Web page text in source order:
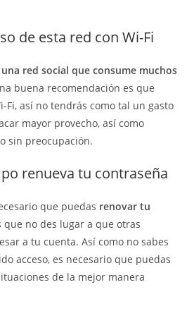
de esta red con Wi-Fi
una red social que consume muchos
buena recomendación es que
Fi, así no tendrás como tal un gasto
mayor provecho, así como
sin preocupación.
renueva tu contraseña
que puedas renovar tu
que no des lugar a que otras
a tu cuenta. Así como no sabes
acceso, es necesario que puedas
de la mejor manera